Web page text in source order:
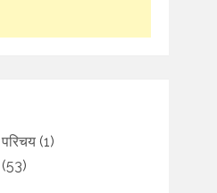
(1)
(53)